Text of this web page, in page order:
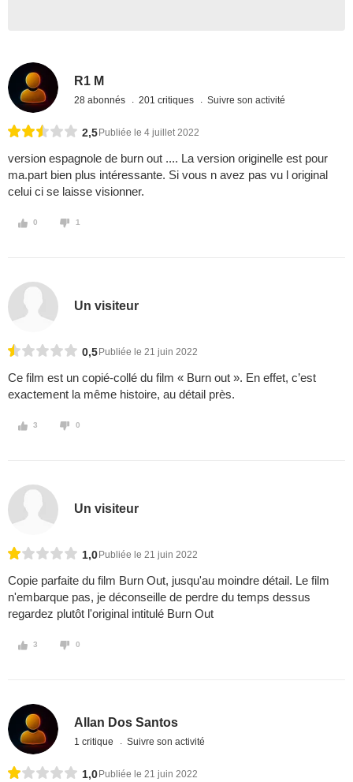
R1 M
28 abonnés 201 critiques Suivre son activité
2,5 Publiée le 4 juillet 2022
version espagnole de burn out .... La version originelle est pour
ma.part bien plus intéressante. Si vous n avez pas vu l original
celui ci se laisse visionner.
0 1
Un visiteur
0,5 Publiée le 21 juin 2022
Ce film est un copié-collé du film « Burn out ». En effet, c’est
exactement la même histoire, au détail près.
3 0
Un visiteur
1,0 Publiée le 21 juin 2022
Copie parfaite du film Burn Out, jusqu'au moindre détail. Le film
n'embarque pas, je déconseille de perdre du temps dessus
regardez plutôt l'original intitulé Burn Out
3 0
Allan Dos Santos
1 critique Suivre son activité
1,0 Publiée le 21 juin 2022